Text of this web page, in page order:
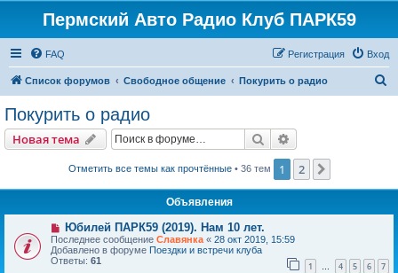
Пермский Авто Радио Клуб ПАРК59
FAQ Вход
Регистрация
Список форумов Свободное общение Покурить о радио
Покурить о радио
Новая тема Поиск
Отметить все темы как прочтённые• 36 тем 1 2
Объявления
Юбилей ПАРК59 (2019). Нам 10 лет.
Последнее сообщение Славянка « 28 окт 2019, 15:59
Добавлено в форуме Поездки и встречи клуба
Ответы: 61 1 … 4 5 6 7